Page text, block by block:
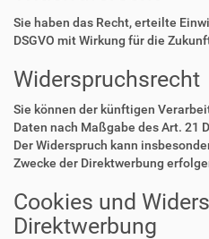
Sie haben das Recht, erteilte
DSGVO mit Wirkung für die
Widerspruchsrecht
Sie können der künftigen
Daten nach Maßgabe des Art. 21
Der Widerspruch kann
Zwecke der Direktwerbung
Cookies und
Direktwerbung